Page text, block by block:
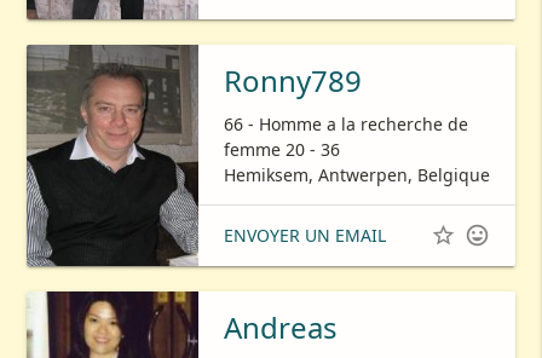
Ronny789
66 - Homme a la recherche de
femme 20 - 36
Hemiksem, Antwerpen, Belgique
ENVOYER UN EMAIL  
Andreas